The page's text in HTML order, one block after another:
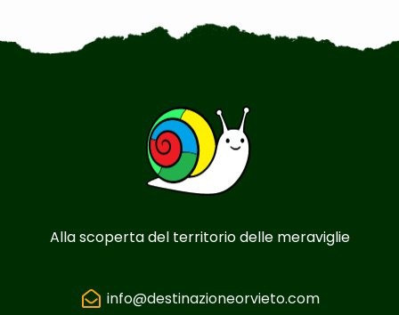
Alla scoperta del territorio delle meraviglie
info@destinazioneorvieto.com